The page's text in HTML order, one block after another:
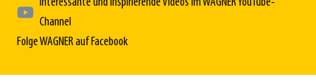
Channel
Folge WAGNER auf Facebook